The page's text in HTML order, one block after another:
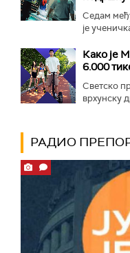
Седам
је
Како је
6.000
Светско
врхунску
РАДИО